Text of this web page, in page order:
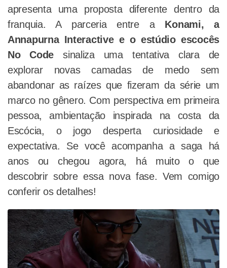
apresenta uma proposta diferente dentro da
franquia. A parceria entre aKonami, a
Annapurna Interactive e o estúdio escocês
No Codesinaliza uma tentativa clara de
explorar novas camadas de medo sem
abandonar as raízes que fizeram da série um
marco no gênero. Com perspectiva em primeira
pessoa, ambientação inspirada na costa da
Escócia, o jogo desperta curiosidade e
expectativa. Se você acompanha a saga há
anos ou chegou agora, há muito o que
descobrir sobre essa nova fase. Vem comigo
conferir os detalhes!